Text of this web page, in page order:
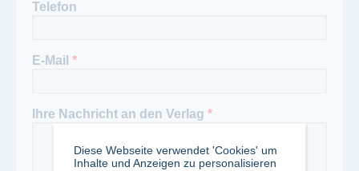
Telefon
E-Mail *
Ihre Nachricht an den Verlag *
Diese Webseite verwendet 'Cookies' um
Inhalte und Anzeigen zu personalisieren